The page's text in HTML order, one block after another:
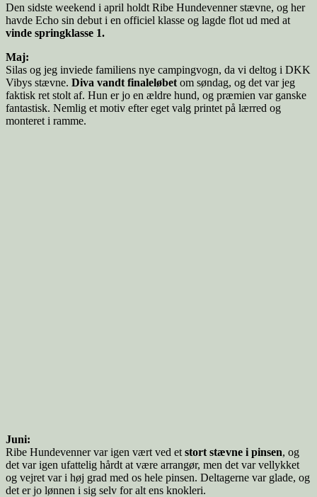
Den sidste weekend i april holdt Ribe Hundevenner stævne, og her
havde Echo sin debut i en officiel klasse og lagde flot ud med at
vinde springklasse 1.
Maj:
Silas og jeg inviede familiens nye campingvogn, da vi deltog i DKK
Vibys stævne. Diva vandt finaleløbet om søndag, og det var jeg
faktisk ret stolt af. Hun er jo en ældre hund, og præmien var ganske
fantastisk. Nemlig et motiv efter eget valg printet på lærred og
monteret i ramme.
Juni:
Ribe Hundevenner var igen vært ved et stort stævne i pinsen, og
det var igen ufattelig hårdt at være arrangør, men det var vellykket
og vejret var i høj grad med os hele pinsen. Deltagerne var glade, og
det er jo lønnen i sig selv for alt ens knokleri.